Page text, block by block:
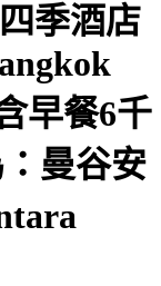
季酒店
早餐6千
曼谷安